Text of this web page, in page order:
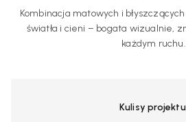
Kombinacja matowych i
światła i cieni – bogata wizualnie,
każdym ruchu.
Kulisy